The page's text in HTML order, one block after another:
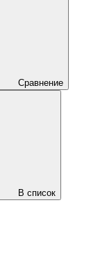
Сравнение
В список